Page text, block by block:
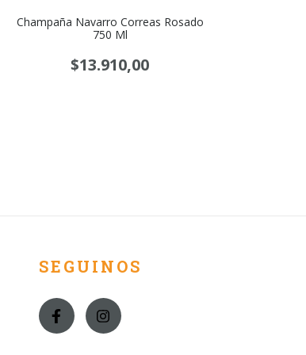
Champaña Navarro Correas Rosado
750 Ml
$13.910,00
SEGUINOS